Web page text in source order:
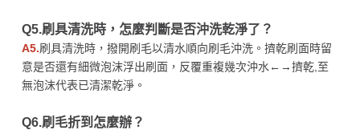
Q5.刷具清洗時，怎麼判斷是否沖洗乾淨了？
A5.刷具清洗時，撥開刷毛以清水順向刷毛沖洗。擠乾刷面時留
意是否還有細微泡沫浮出刷面，反覆重複幾次沖水←→擠乾,至
無泡沫代表已清潔乾淨。
Q6.刷毛折到怎麼辦？